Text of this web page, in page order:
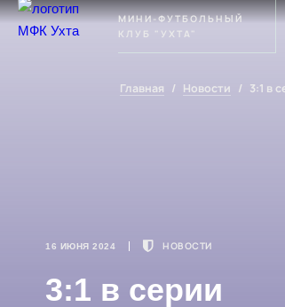
Ухта
МИНИ-ФУТБОЛЬНЫЙ
КЛУБ "УХТА"
Главная / Новости / 3:1 в
16 ИЮНЯ 2024 НОВОСТИ
3:1 в серии